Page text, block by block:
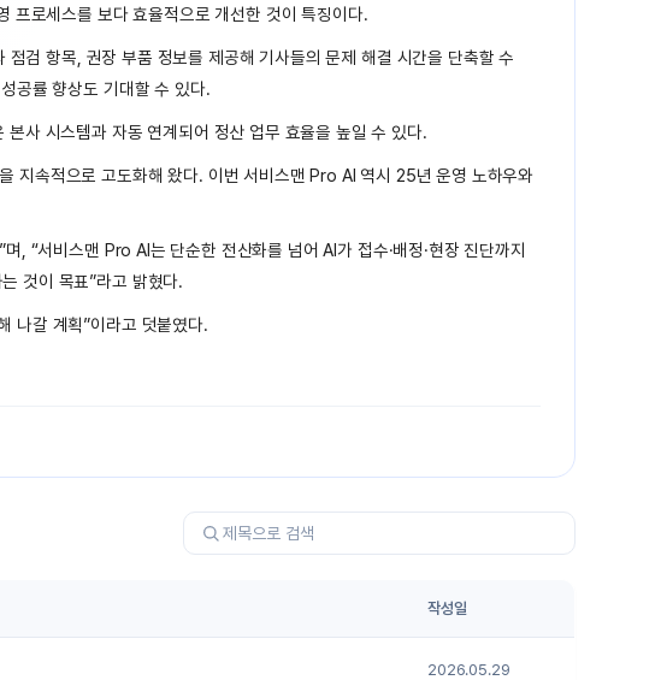
프로세스를 보다 효율적으로 개선한 것이 특징이다.
검 항목, 권장 부품 정보를 제공해 기사들의 문제 해결 시간을 단축할 수
공률 향상도 기대할 수 있다.
사 시스템과 자동 연계되어 정산 업무 효율을 높일 수 있다.
지속적으로 고도화해 왔다. 이번 서비스맨 Pro AI 역시 25년 운영 노하우와
, “서비스맨 Pro AI는 단순한 전산화를 넘어 AI가 접수·배정·현장 진단까지
것이 목표”라고 밝혔다.
나갈 계획”이라고 덧붙였다.
작성일
2026.05.29